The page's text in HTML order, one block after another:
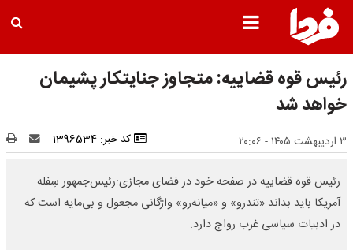
رئیس قوه قضاییه: متجاوز جنایتکار پشیمان
خواهد شد
۳ اردیبهشت ۱۴۰۵ - ۲۰:۰۶ کد خبر: 1396534
رئیس قوه قضاییه در صفحه خود در فضای مجازی:رئیس‌جمهور سِفله
آمریکا باید بداند «تندرو» و «میانه‌رو» واژگانی مجعول و بی‌مایه است که
در ادبیات سیاسی غرب رواج دارد.